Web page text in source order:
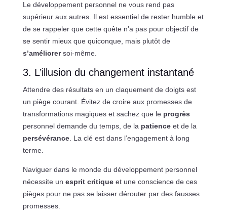
Le développement personnel ne vous rend pas
supérieur aux autres. Il est essentiel de rester humble et
de se rappeler que cette quête n’a pas pour objectif de
se sentir mieux que quiconque, mais plutôt de
s’améliorersoi-même.
3. L’illusion du changement instantané
Attendre des résultats en un claquement de doigts est
un piège courant. Évitez de croire aux promesses de
transformations magiques et sachez que le progrès
personnel demande du temps, de la patienceet de la
persévérance. La clé est dans l’engagement à long
terme.
Naviguer dans le monde du développement personnel
nécessite un esprit critiqueet une conscience de ces
pièges pour ne pas se laisser dérouter par des fausses
promesses.